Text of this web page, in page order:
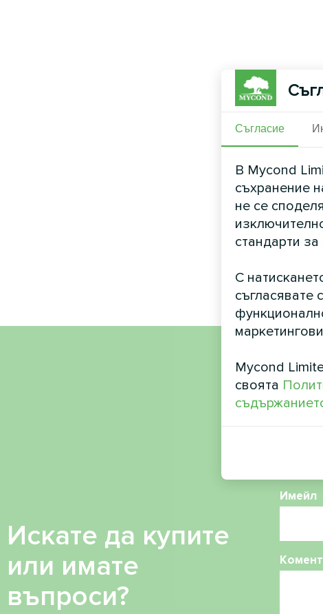
Искате да купите
или имате
въпроси?
Име
Имейл
Съгласие
В Mycond
съхранение
не се
стандарти
С
съгласявате
Mycond
своята